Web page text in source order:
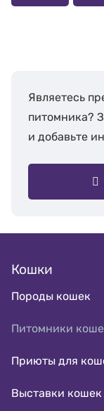
Являетесь
питомника?
и добавьте
Кошки
Породы кошек
Питомники
Приюты для
Выставки кошек